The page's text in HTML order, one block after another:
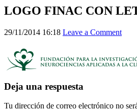
LOGO FINAC CON
29/11/2014 16:18 Leave a Comment
Deja una respuesta
Tu dirección de correo electrónico no